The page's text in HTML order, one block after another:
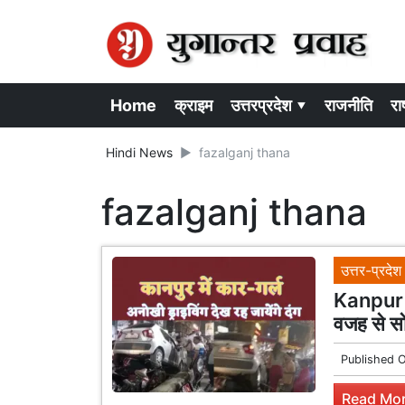
Home क्राइम उत्तरप्रदेश ▾ राजनीति
Hindi News fazalganj thana
fazalganj thana
उत्तर-प्रदेश
Kanpur
वजह से
Published
Read